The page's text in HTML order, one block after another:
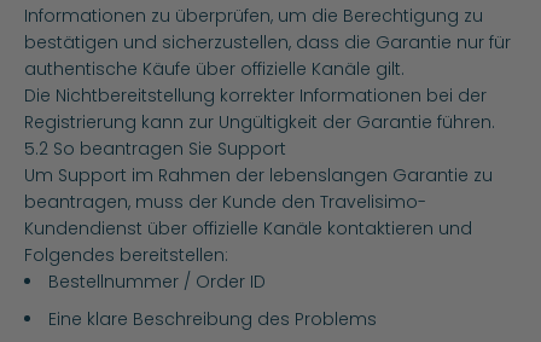
Informationen zu überprüfen, um die Berechtigung zu
bestätigen und sicherzustellen, dass die Garantie nur für
authentische Käufe über offizielle Kanäle gilt.
Die Nichtbereitstellung korrekter Informationen bei der
Registrierung kann zur Ungültigkeit der Garantie führen.
5.2 So beantragen Sie Support
Um Support im Rahmen der lebenslangen Garantie zu
beantragen, muss der Kunde den Travelisimo-
Kundendienst über offizielle Kanäle kontaktieren und
Folgendes bereitstellen:
Bestellnummer / Order ID
Eine klare Beschreibung des Problems